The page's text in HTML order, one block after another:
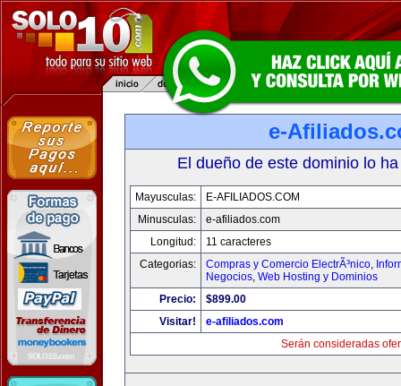
e-
El dueño de este dominio lo
Mayusculas:
E-AFILIADOS.COM
Minusculas:
e-afiliados.com
Longitud:
11 caracteres
Categorias:
Compras y Comercio ElectrÃ³nico,
Negocios, Web Hosting y Dominios
Precio:
$899.00
Visitar!
e-afiliados.com
Serán consideradas